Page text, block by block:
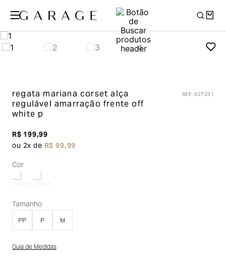
regata mariana corset alça
regulável amarração frenteoff
white p
REF:027231
R$199,99
ou 2x de R$99,99
Cor
Tamanho
PP P M
Guia de Medidas